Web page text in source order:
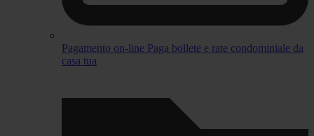
Pagamento on-line Paga bollete e rate condominiale da
casa tua